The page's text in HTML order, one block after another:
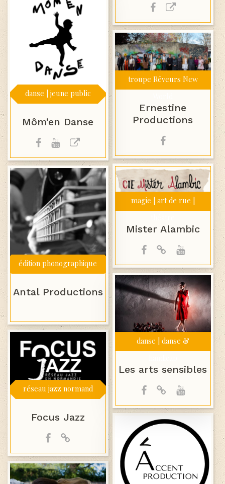
réseau jazz normand
Focus Jazz
troupe Rêveurs New
Ernestine
Productions
danse | jeune public
Môm’en Danse
magie | art de rue |
Mister Alambic
édition phonographique
Antal Productions
danse | danse &
Les arts sensibles